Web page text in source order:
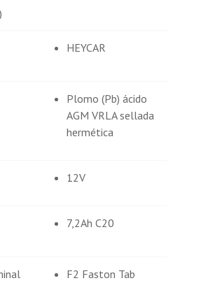
HEYCAR
Plomo (Pb) ácido
AGM VRLA sellada
hermética
12V
7,2Ah C20
F2 Faston Tab